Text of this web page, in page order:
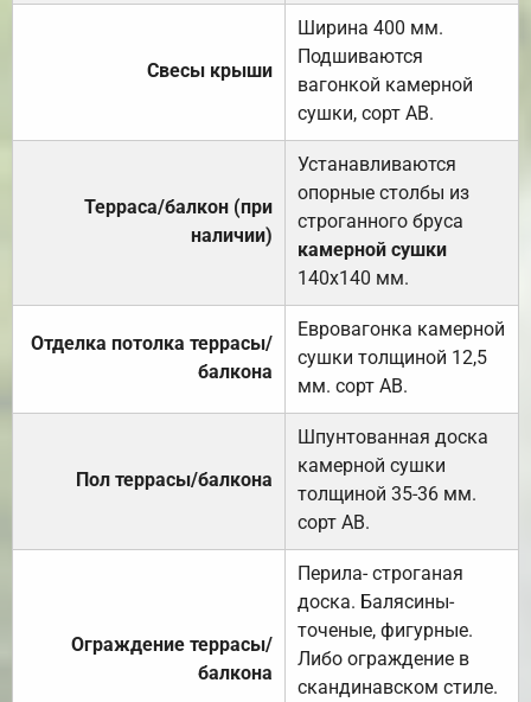
Свесы крыши
Ширина 400 мм.
Подшиваются
вагонкой камерной
сушки, сорт АВ.
Терраса/балкон (при
наличии)
Устанавливаются
опорные столбы из
строганного бруса
камерной сушки
140х140 мм.
Отделка потолка террасы/
балкона
Евровагонка камерной
сушки толщиной 12,5
мм. сорт АВ.
Пол террасы/балкона
Шпунтованная доска
камерной сушки
толщиной 35-36 мм.
сорт АВ.
Ограждение террасы/
балкона
Перила- строганая
доска. Балясины-
точеные, фигурные.
Либо ограждение в
скандинавском стиле.